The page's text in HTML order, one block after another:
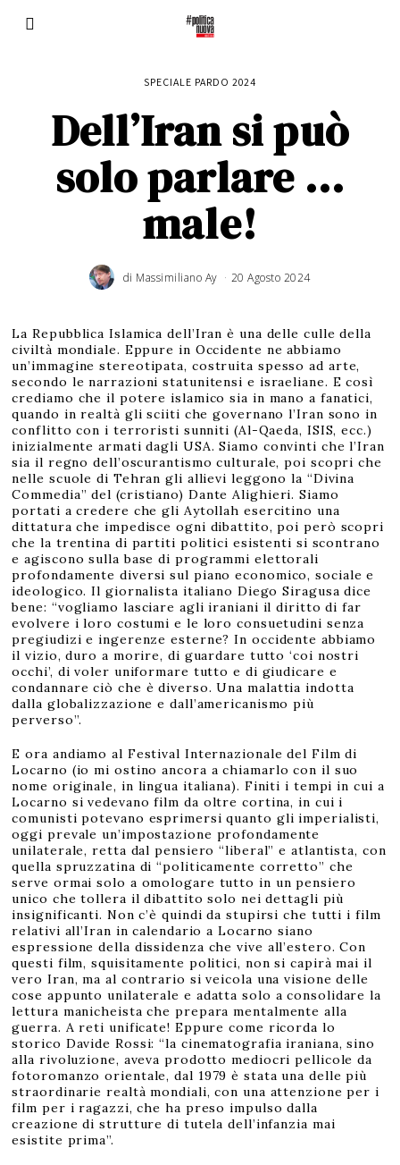
SPECIALE PARDO 2024
Dell’Iran si può
solo parlare …
male!
di Massimiliano Ay 20 Agosto 2024
La Repubblica Islamica dell’Iran è una delle culle della
civiltà mondiale. Eppure in Occidente ne abbiamo
un’immagine stereotipata, costruita spesso ad arte,
secondo le narrazioni statunitensi e israeliane. E così
crediamo che il potere islamico sia in mano a fanatici,
quando in realtà gli sciiti che governano l’Iran sono in
conflitto con i terroristi sunniti (Al-Qaeda, ISIS, ecc.)
inizialmente armati dagli USA. Siamo convinti che l’Iran
sia il regno dell’oscurantismo culturale, poi scopri che
nelle scuole di Tehran gli allievi leggono la “Divina
Commedia” del (cristiano) Dante Alighieri. Siamo
portati a credere che gli Aytollah esercitino una
dittatura che impedisce ogni dibattito, poi però scopri
che la trentina di partiti politici esistenti si scontrano
e agiscono sulla base di programmi elettorali
profondamente diversi sul piano economico, sociale e
ideologico. Il giornalista italiano Diego Siragusa dice
bene: “vogliamo lasciare agli iraniani il diritto di far
evolvere i loro costumi e le loro consuetudini senza
pregiudizi e ingerenze esterne? In occidente abbiamo
il vizio, duro a morire, di guardare tutto ‘coi nostri
occhi’, di voler uniformare tutto e di giudicare e
condannare ciò che è diverso. Una malattia indotta
dalla globalizzazione e dall’americanismo più
perverso”.
E ora andiamo al Festival Internazionale del Film di
Locarno (io mi ostino ancora a chiamarlo con il suo
nome originale, in lingua italiana). Finiti i tempi in cui a
Locarno si vedevano film da oltre cortina, in cui i
comunisti potevano esprimersi quanto gli imperialisti,
oggi prevale un’impostazione profondamente
unilaterale, retta dal pensiero “liberal” e atlantista, con
quella spruzzatina di “politicamente corretto” che
serve ormai solo a omologare tutto in un pensiero
unico che tollera il dibattito solo nei dettagli più
insignificanti. Non c’è quindi da stupirsi che tutti i film
relativi all’Iran in calendario a Locarno siano
espressione della dissidenza che vive all’estero. Con
questi film, squisitamente politici, non si capirà mai il
vero Iran, ma al contrario si veicola una visione delle
cose appunto unilaterale e adatta solo a consolidare la
lettura manicheista che prepara mentalmente alla
guerra. A reti unificate! Eppure come ricorda lo
storico Davide Rossi: “la cinematografia iraniana, sino
alla rivoluzione, aveva prodotto mediocri pellicole da
fotoromanzo orientale, dal 1979 è stata una delle più
straordinarie realtà mondiali, con una attenzione per i
film per i ragazzi, che ha preso impulso dalla
creazione di strutture di tutela dell’infanzia mai
esistite prima”.